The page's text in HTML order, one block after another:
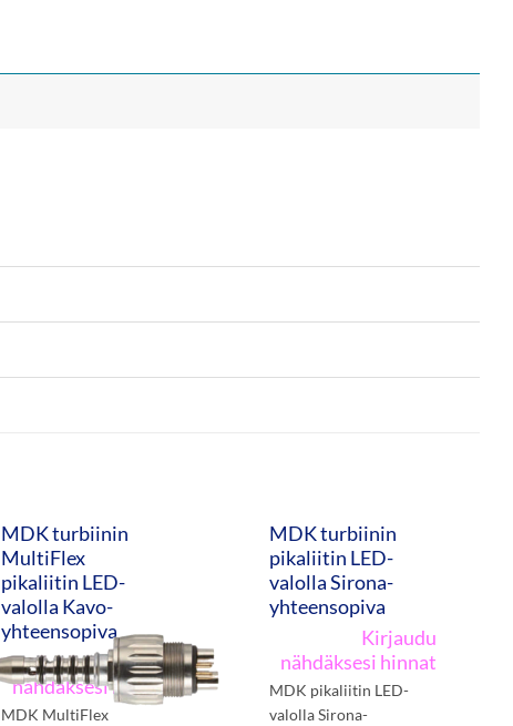
MDK turbiinin
MultiFlex
pikaliitin LED-
valolla Kavo-
yhteen­sopiva
Kirjaudu
nähdäksesi hinnat
MDK MultiFlex
MDK turbiinin
pikaliitin LED-
valolla Sirona-
yhteensopiva
Kirjaudu
nähdäksesi hinnat
MDK pikaliitin LED-
valolla Sirona-